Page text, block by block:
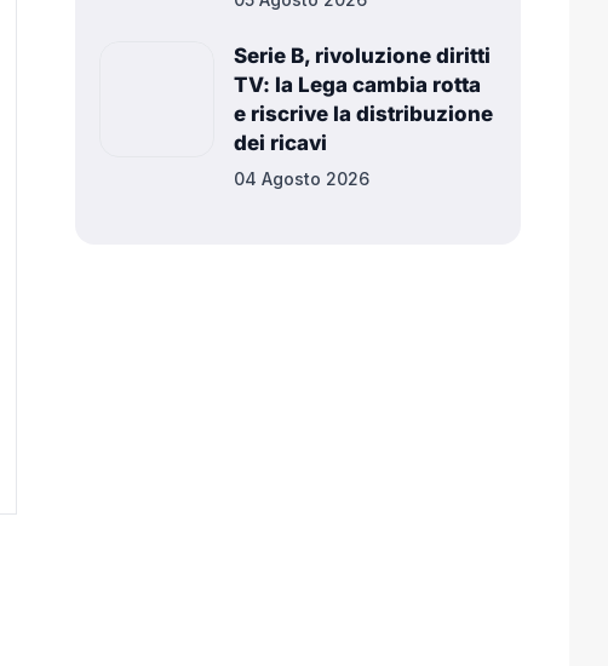
Serie B, rivoluzione diritti
TV: la Lega cambia rotta
e riscrive la distribuzione
dei ricavi
04 Agosto 2026